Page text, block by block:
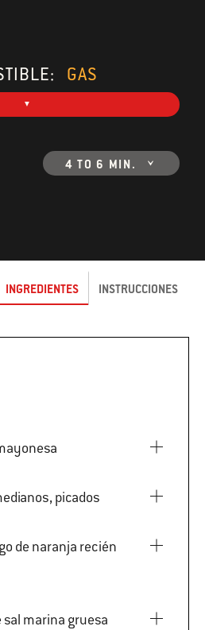
GAS
4 TO 6 MIN.
INGREDIENTES INSTRUCCIONES
de mayonesa
picados
de sal marina gruesa